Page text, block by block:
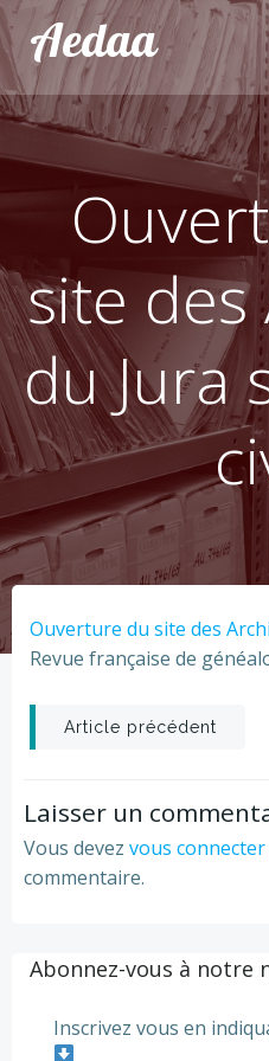
Aedaa
site des
du Jura
Ouverture du site des
Revue française de
Post
navigation
Article précédent
Laisser un
Vous devez vous connecter
commentaire.
Abonnez-vous à notre
Inscrivez vous en